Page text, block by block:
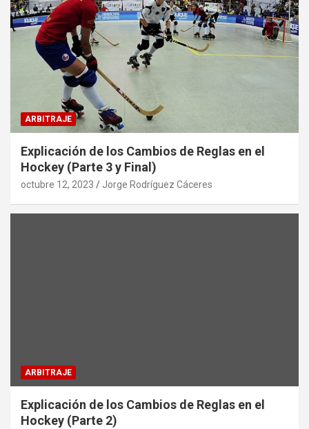
ARBITRAJE
Explicación de los Cambios de Reglas en el
Hockey (Parte 3 y Final)
octubre 12, 2023 Jorge Rodríguez Cáceres
ARBITRAJE
Explicación de los Cambios de Reglas en el
Hockey (Parte 2)